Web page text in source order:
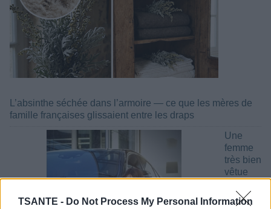
TSANTE - Do Not Process My Personal Information
L’absinthe séchée dans l’armoire — ce que les mères de
famille françaises glissaient entre les draps
Une
femme
très bien
vêtue
dans